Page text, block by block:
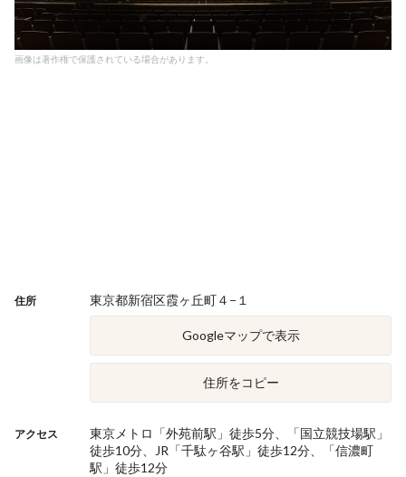
画像は著作権で保護されている場合があります。
住所 東京都新宿区霞ヶ丘町４−１
Googleマップで表示
住所をコピー
アクセス
東京メトロ「外苑前駅」徒歩5分、「国立競技場駅」
徒歩10分、JR「千駄ヶ谷駅」徒歩12分、「信濃町
駅」徒歩12分